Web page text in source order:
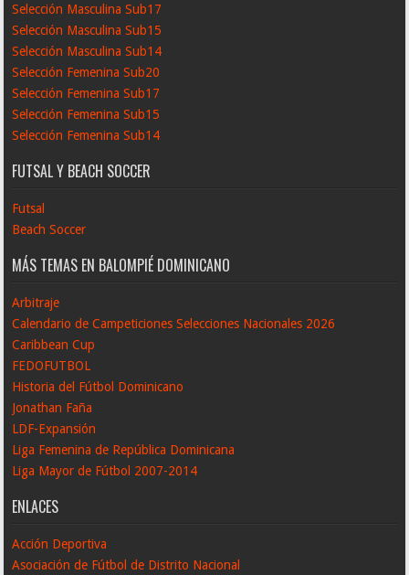
Selección Masculina Sub17
Selección Masculina Sub15
Selección Masculina Sub14
Selección Femenina Sub20
Selección Femenina Sub17
Selección Femenina Sub15
Selección Femenina Sub14
FUTSAL Y BEACH SOCCER
Futsal
Beach Soccer
MÁS TEMAS EN BALOMPIÉ DOMINICANO
Arbitraje
Calendario de Campeticiones Selecciones Nacionales 2026
Caribbean Cup
FEDOFUTBOL
Historia del Fútbol Dominicano
Jonathan Faña
LDF-Expansión
Liga Femenina de República Dominicana
Liga Mayor de Fútbol 2007-2014
ENLACES
Acción Deportiva
Asociación de Fútbol de Distrito Nacional